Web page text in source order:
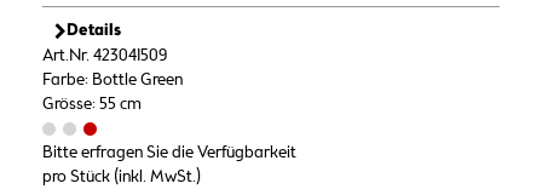
Details
Art.Nr. 423041509
Farbe: Bottle Green
Grösse: 55 cm
Bitte erfragen Sie die Verfügbarkeit
pro Stück (inkl. MwSt.)